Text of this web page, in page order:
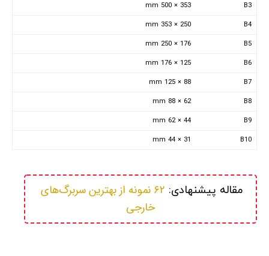
B3
353 × 500 mm
B4
250 × 353 mm
B5
176 × 250 mm
B6
125 × 176 mm
B7
88 × 125 mm
B8
62 × 88 mm
B9
44 × 62 mm
B10
31 × 44 mm
مقاله پیشنهادی:
۶۲ نمونه از بهترین سربرگ‌های
خارجی